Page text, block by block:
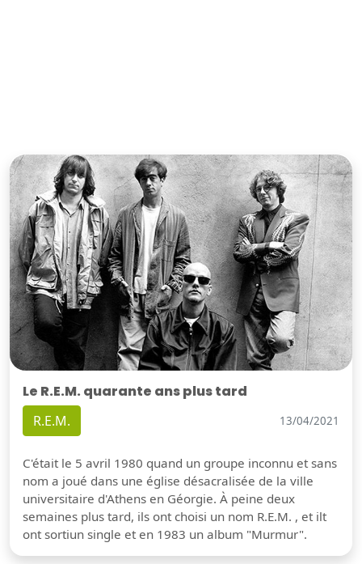
Le R.E.M. quarante ans plus tard
R.E.M. 13/04/2021
C'était le 5 avril 1980 quand un groupe inconnu et sans
nom a joué dans une église désacralisée de la ville
universitaire d'Athens en Géorgie. À peine deux
semaines plus tard, ils ont choisi un nom R.E.M. , et ilt
ont sortiun single et en 1983 un album "Murmur".